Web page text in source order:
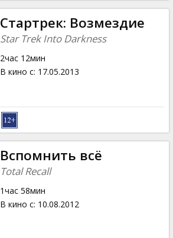
Стартрек: Возмездие
Star Trek Into Darkness
2час 12мин
В кино с: 17.05.2013
Вспомнить всё
Total Recall
1час 58мин
В кино с: 10.08.2012